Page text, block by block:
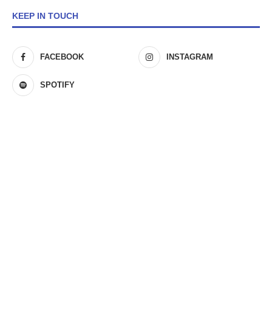
KEEP IN TOUCH
FACEBOOK INSTAGRAM
SPOTIFY